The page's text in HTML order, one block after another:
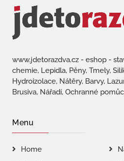
www.jdetorazdva.cz - eshop -
chemie, Lepidla, Pěny, Tmely,
Hydroizolace, Nátěry, Barvy,
Brusiva, Nářadí, Ochranné
Menu
Home